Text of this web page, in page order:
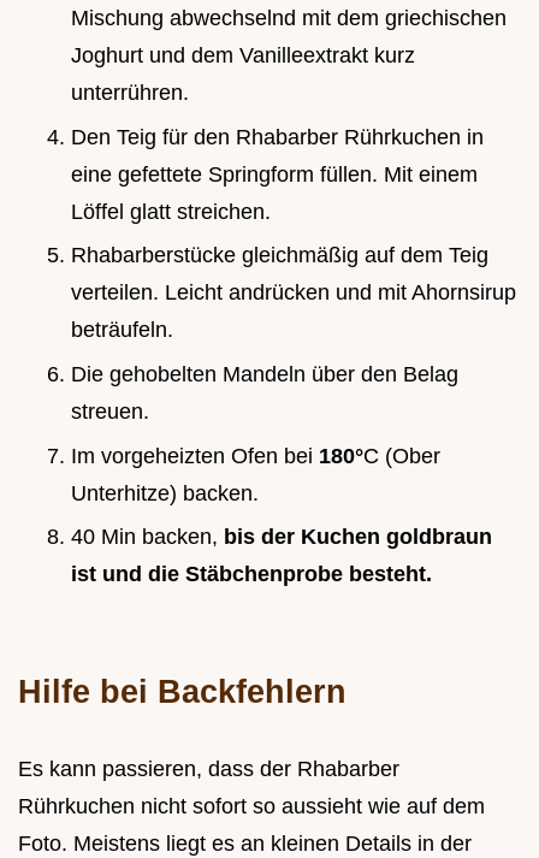
Mischung abwechselnd mit dem griechischen
Joghurt und dem Vanilleextrakt kurz
unterrühren.
Den Teig für den Rhabarber Rührkuchen in
eine gefettete Springform füllen. Mit einem
Löffel glatt streichen.
Rhabarberstücke gleichmäßig auf dem Teig
verteilen. Leicht andrücken und mit Ahornsirup
beträufeln.
Die gehobelten Mandeln über den Belag
streuen.
Im vorgeheizten Ofen bei 180°C (Ober
Unterhitze) backen.
40 Min backen, bis der Kuchen goldbraun
ist und die Stäbchenprobe besteht.
Hilfe bei Backfehlern
Es kann passieren, dass der Rhabarber
Rührkuchen nicht sofort so aussieht wie auf dem
Foto. Meistens liegt es an kleinen Details in der